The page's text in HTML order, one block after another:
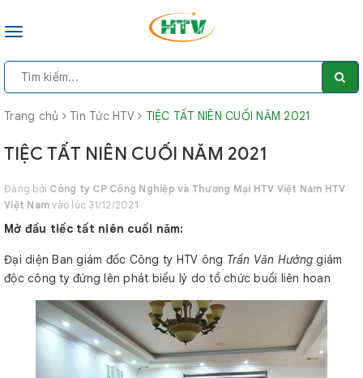
Toggle
Trang chủ Tin Tức HTV TIỆC TẤT NIÊN CUỐI NĂM 2021
TIỆC TẤT NIÊN CUỐI NĂM 2021
Đăng bởi Công ty CP Công Nghiệp và Thương Mại HTV Việt Nam HTV
Việt Nam vào lúc 31/12/2021
Mở đầu tiếc tất niên cuối năm:
Đại diện Ban giám đốc Công ty HTV ông Trần Văn Hưởng giám
độc công ty đứng lên phát biểu lý do tổ chức buổi liên hoan